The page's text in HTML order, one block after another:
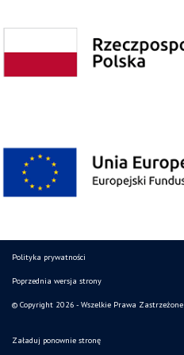
Polityka prywatności
Poprzednia wersja strony
© Copyright 2026 - Wszelkie Prawa Zastrzeżone
Załaduj ponownie stronę